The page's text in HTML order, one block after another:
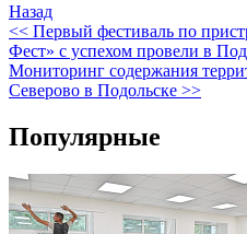
Назад
<< Первый фестиваль по
Фест» с успехом провели в
Мониторинг содержания
Северово в Подольске >>
Популярные